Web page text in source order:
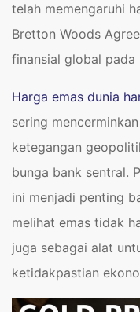
telah memengaruhi
Bretton Woods
finansial global pada
Harga emas dunia
sering
ketegangan
bunga bank sentral.
ini menjadi penting
melihat emas tidak
juga sebagai alat
ketidakpastian